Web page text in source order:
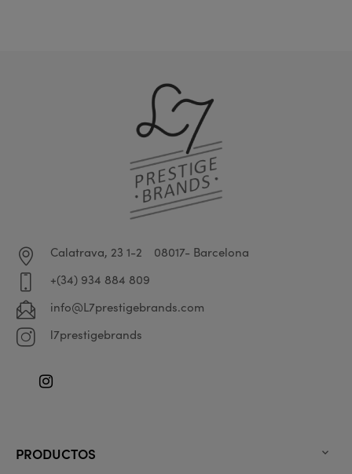
Calatrava, 23 1-2
08017- Barcelona
+(34) 934 884 809
info@L7prestigebrands.com
l7prestigebrands
Instagram
PRODUCTOS 